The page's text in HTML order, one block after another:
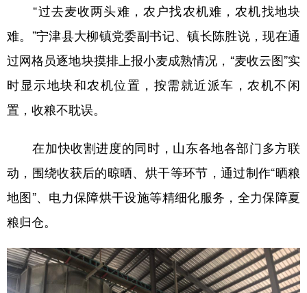
“过去麦收两头难，农户找农机难，农机找地块
难。”宁津县大柳镇党委副书记、镇长陈胜说，现在通
过网格员逐地块摸排上报小麦成熟情况，“麦收云图”实
时显示地块和农机位置，按需就近派车，农机不闲
置，收粮不耽误。
在加快收割进度的同时，山东各地各部门多方联
动，围绕收获后的晾晒、烘干等环节，通过制作“晒粮
地图”、电力保障烘干设施等精细化服务，全力保障夏
粮归仓。